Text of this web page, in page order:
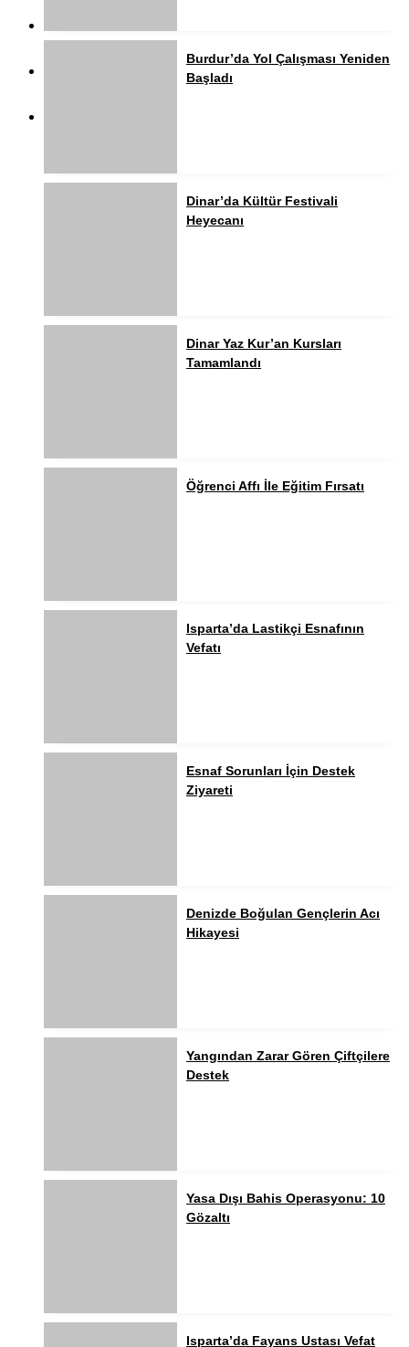
Burdur’da Yol Çalışması Yeniden
Başladı
Dinar’da Kültür Festivali
Heyecanı
Dinar Yaz Kur’an Kursları
Tamamlandı
Öğrenci Affı İle Eğitim Fırsatı
Isparta’da Lastikçi Esnafının
Vefatı
Esnaf Sorunları İçin Destek
Ziyareti
Denizde Boğulan Gençlerin Acı
Hikayesi
Yangından Zarar Gören Çiftçilere
Destek
Yasa Dışı Bahis Operasyonu: 10
Gözaltı
Isparta’da Fayans Ustası Vefat